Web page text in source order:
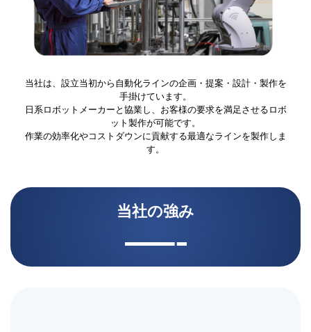
当社は、設立当初から自動化ラインの企画・提案・設計・製作を
手掛けています。
日系ロボットメーカーと協業し、お客様の要求を満足させるロボ
ット製作が可能です。
作業の効率化やコストダウンに貢献する最適なラインを製作しま
す。
当社の強み